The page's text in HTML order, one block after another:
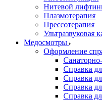
Нитевой
Плазмотерапия
Прессотерапия
Ультразвуковая
Медосмотры
Оформление
Справка
Справка
Справка
Справка